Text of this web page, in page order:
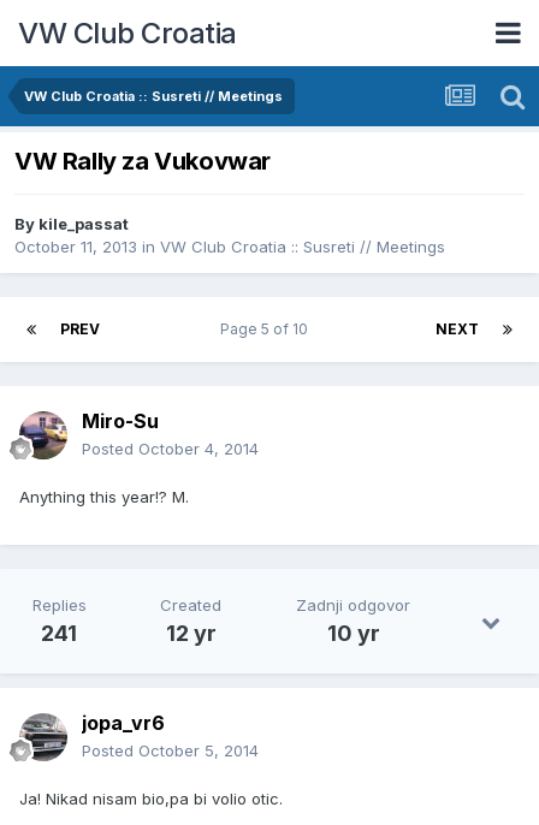
VW Club Croatia
VW Club Croatia :: Susreti // Meetings
VW Rally za Vukovwar
By kile_passat
October 11, 2013 in VW Club Croatia :: Susreti // Meetings
PREV NEXT
Page 5 of 10
Miro-Su
Posted October 4, 2014
Anything this year!? M.
Replies
241
Created
12 yr
Zadnji odgovor
10 yr
jopa_vr6
Posted October 5, 2014
Ja! Nikad nisam bio,pa bi volio otic.